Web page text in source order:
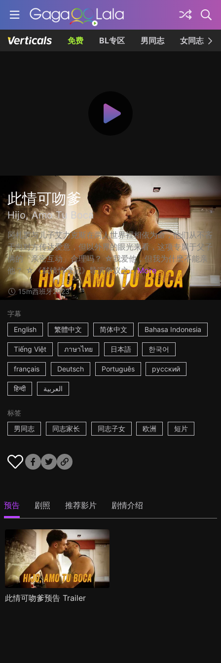
免费 BL专区 男同志 女同志
此情可吻爹
Hijo, Amo Tu Boca
冈札罗与儿子艾力克斯在两人世界裡相依为命，他们从不吝
于向对方传达爱意，但以外界的眼光来看，这项专属于父子
俩的「亲密互动」合理吗？ ☆我爱他，但我为什麽不能亲
他？ ☆《弑镜惊魂记》导演争议之... More
15m西班牙2023
字幕
English
繁體中文 简体中文 Bahasa Indonesia
Tiếng Việt ภาษาไทย 日本語 한국어
français Deutsch Português русский
हिन्दी العربية
标签
男同志
同志家长 同志子女 欧洲 短片
预告 剧照 推荐影片 剧情介绍
此情可吻爹预告 Trailer